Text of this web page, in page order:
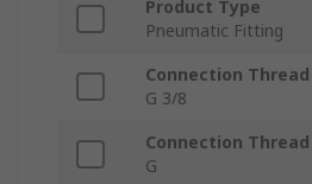
Product Type
Pneumatic Fitting
Connection Thread
G 3/8
Connection
G